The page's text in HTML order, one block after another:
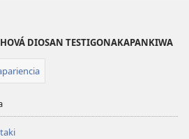
DIOSAN TESTIGONAKAPANKIWA